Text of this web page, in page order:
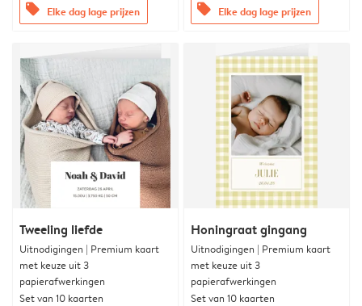
offers Elke dag lage prijzen offers Elke dag lage prijzen
Tweeling liefde
Uitnodigingen | Premium kaart
met keuze uit 3
papierafwerkingen
Set van 10 kaarten
Honingraat gingang
Uitnodigingen | Premium kaart
met keuze uit 3
papierafwerkingen
Set van 10 kaarten